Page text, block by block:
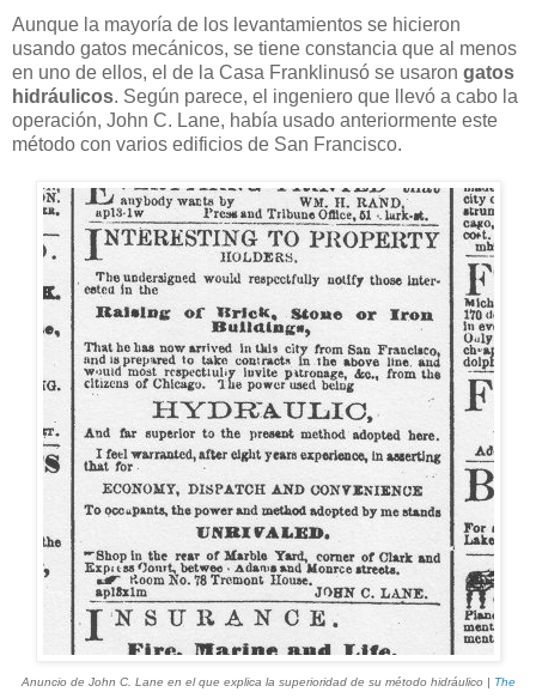
Aunque la mayoría de los levantamientos se hicieron
usando gatos mecánicos, se tiene constancia que al menos
en uno de ellos, el de la Casa Franklinusó se usaron gatos
hidráulicos. Según parece, el ingeniero que llevó a cabo la
operación, John C. Lane, había usado anteriormente este
método con varios edificios de San Francisco.
Anuncio de John C. Lane en el que explica la superioridad de su método hidráulico | The